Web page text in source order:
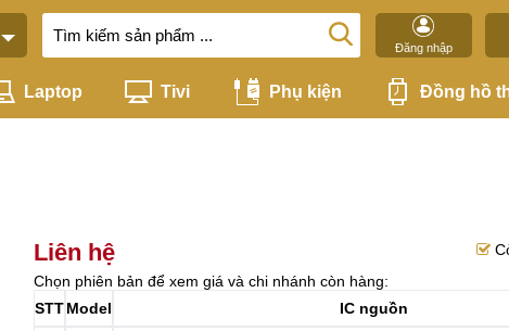
Đăng nhập
Laptop Tivi Phụ kiện Đồng hồ
Liên hệ
Chọn phiên bản để xem giá và chi nhánh còn hàng:
STTModel IC nguồn